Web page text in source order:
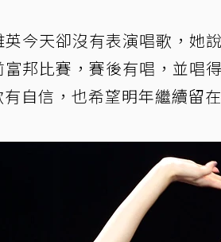
今天卻沒有表演唱歌，她
邦比賽，賽後有唱，並唱
自信，也希望明年繼續留在